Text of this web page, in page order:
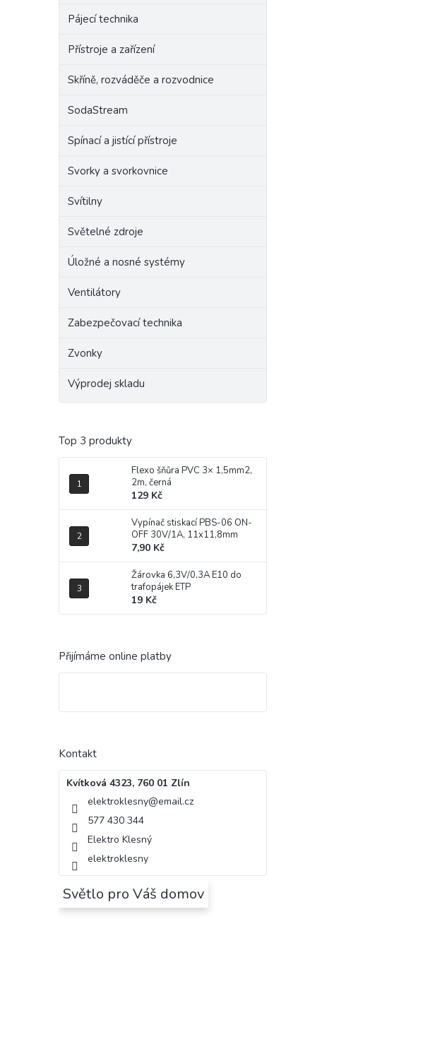
Pájecí technika
Přístroje a zařízení
Skříně, rozváděče a rozvodnice
SodaStream
Spínací a jistící přístroje
Svorky a svorkovnice
Svítilny
Světelné zdroje
Úložné a nosné systémy
Ventilátory
Zabezpečovací technika
Zvonky
Výprodej skladu
Top 3 produkty
Flexo šňůra PVC 3× 1,5mm2,
2m, černá
129 Kč
Vypínač stiskací PBS-06 ON-
OFF 30V/1A, 11x11,8mm
7,90 Kč
Žárovka 6,3V/0,3A E10 do
trafopájek ETP
19 Kč
Přijímáme online platby
Kontakt
Kvítková 4323, 760 01 Zlín
elektroklesny@email.cz
577 430 344
Elektro Klesný
elektroklesny
Světlo pro Váš domov